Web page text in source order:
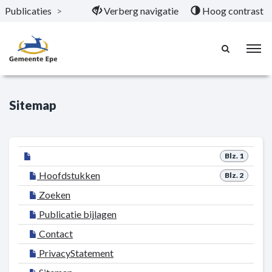
Naar hoofdinhoud
Publicaties > Verberg navigatie Hoog contrast
Sitemap
Blz. 1
Blz. 2
Hoofdstukken
Zoeken
Publicatie bijlagen
Contact
PrivacyStatement